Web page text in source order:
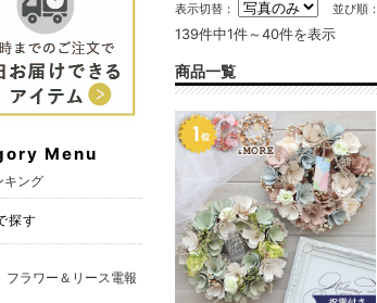
表示切替： 並び順：
139件中1件～40件を表示
商品一覧
Menu
キング
探す
フラワー＆リース電報